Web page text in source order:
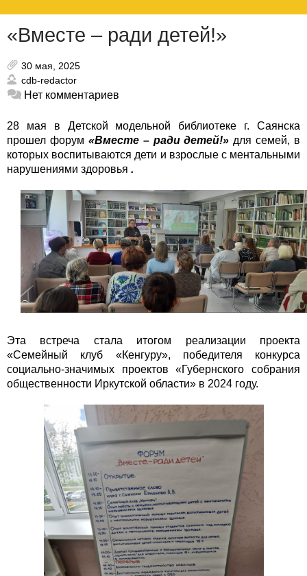
«Вместе – ради детей!»
30 мая, 2025
cdb-redactor
Нет комментариев
28 мая в Детской модельной библиотеке г. Саянска
прошел форум «Вместе – ради детей!» для семей, в
которых воспитываются дети и взрослые с ментальными
нарушениями здоровья .
Эта встреча стала итогом реализации проекта
«Семейный клуб «Кенгуру», победителя конкурса
социально-значимых проектов «Губернского собрания
общественности Иркутской области» в 2024 году.